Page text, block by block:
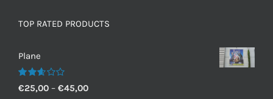
TOP RATED PRODUCTS
Plane
Bewertet
mit
€25,00 – €45,00